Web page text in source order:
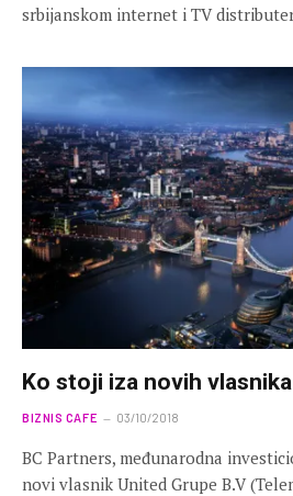
srbijanskom internet i TV
Ko stoji iza novih vlasnika
BIZNIS CAFE 03/10/2018
BC Partners, međunarodna
novi vlasnik United Grupe B.V